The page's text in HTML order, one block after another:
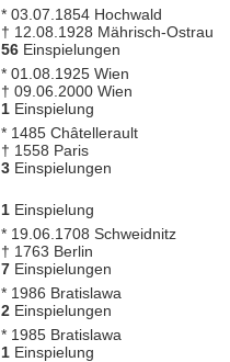
* 03.07.1854 Hochwald
† 12.08.1928 Mährisch-Ostrau
56Einspielungen
* 01.08.1925 Wien
† 09.06.2000 Wien
1Einspielung
* 1485 Châtellerault
† 1558 Paris
3Einspielungen
1Einspielung
* 19.06.1708 Schweidnitz
† 1763 Berlin
7Einspielungen
* 1986 Bratislawa
2Einspielungen
* 1985 Bratislawa
1Einspielung